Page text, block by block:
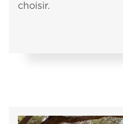
choisir.